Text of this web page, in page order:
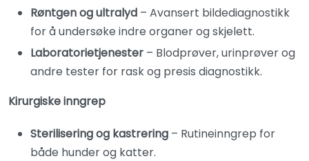
Røntgen og ultralyd – Avansert bildediagnostikk
for å undersøke indre organer og skjelett.
Laboratorietjenester – Blodprøver, urinprøver og
andre tester for rask og presis diagnostikk.
Kirurgiske inngrep
Sterilisering og kastrering – Rutineinngrep for
både hunder og katter.